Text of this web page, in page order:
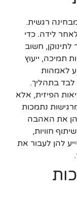
רגשית.
לידה. כדי
חשוב
תמיכה, ייעוץ
לאמהות
בתהליך.
הפיזית, אלא
נתמכות
את האהבה
חוויות,
להן לעבור את